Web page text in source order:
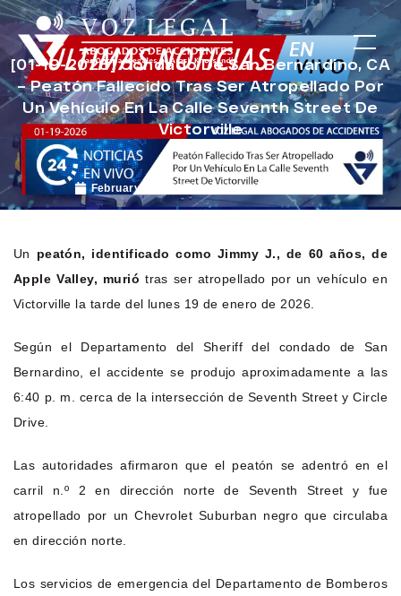
[01-19-2026] Condado De San Bernardino, CA
– Peatón Fallecido Tras Ser Atropellado Por
Un Vehículo En La Calle Seventh Street De
Victorville
February 5, 2026 Noticias de Accidentes
Un peatón, identificado como Jimmy J., de 60 años, de
Apple Valley, murió tras ser atropellado por un vehículo en
Victorville la tarde del lunes 19 de enero de 2026.
Según el Departamento del Sheriff del condado de San
Bernardino, el accidente se produjo aproximadamente a las
6:40 p. m. cerca de la intersección de Seventh Street y Circle
Drive.
Las autoridades afirmaron que el peatón se adentró en el
carril n.º 2 en dirección norte de Seventh Street y fue
atropellado por un Chevrolet Suburban negro que circulaba
en dirección norte.
Los servicios de emergencia del Departamento de Bomberos